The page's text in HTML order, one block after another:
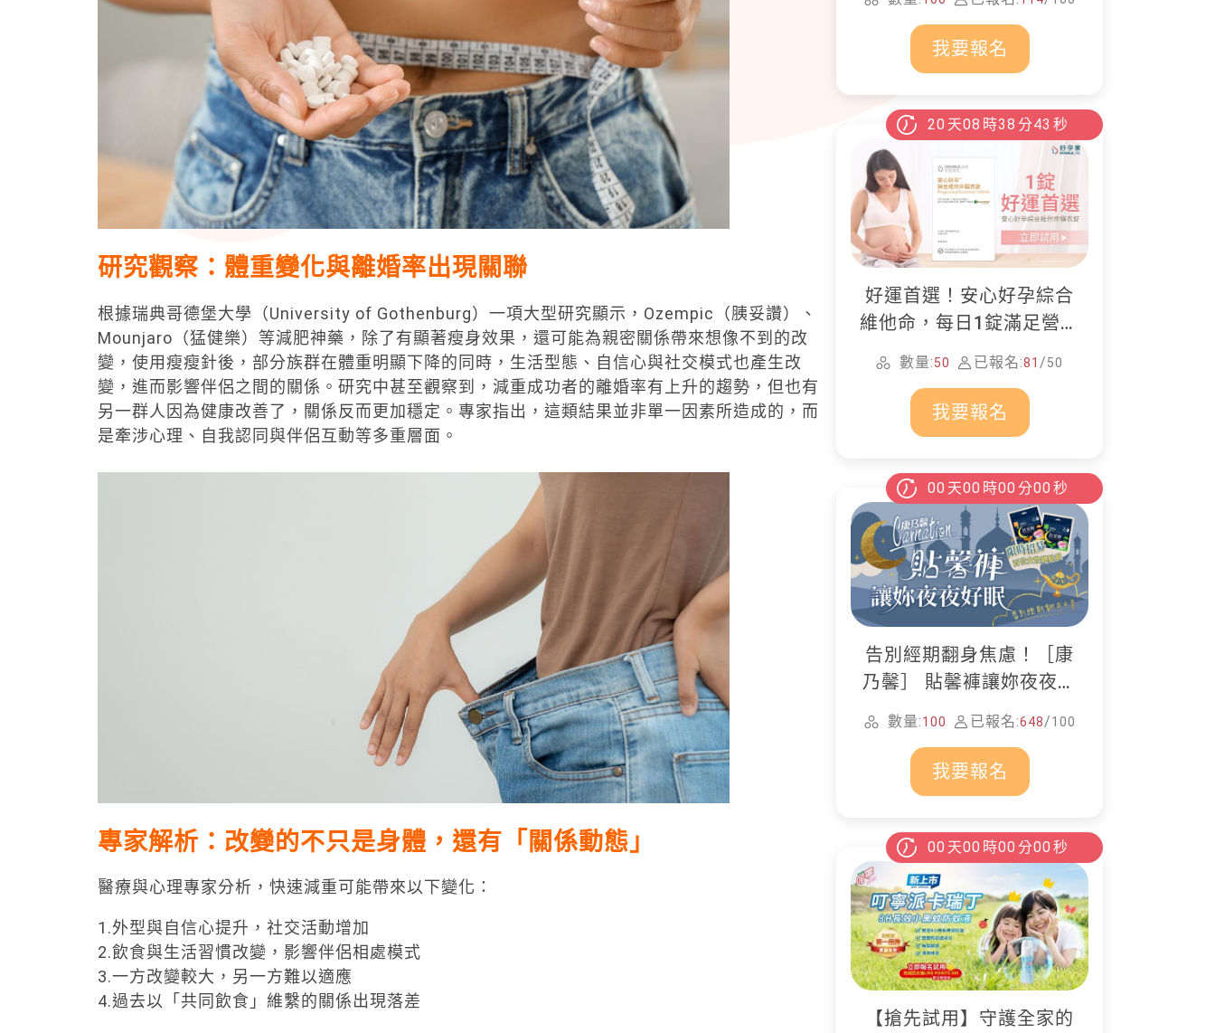
研究觀察：體重變化與離婚率出現關聯
根據瑞典哥德堡大學（University of Gothenburg）一項大型研究顯示，Ozempic（胰妥讚）、
Mounjaro（猛健樂）等減肥神藥，除了有顯著瘦身效果，還可能為親密關係帶來想像不到的改
變，使用瘦瘦針後，部分族群在體重明顯下降的同時，生活型態、自信心與社交模式也產生改
變，進而影響伴侶之間的關係。研究中甚至觀察到，減重成功者的離婚率有上升的趨勢，但也有
另一群人因為健康改善了，關係反而更加穩定。專家指出，這類結果並非單一因素所造成的，而
是牽涉心理、自我認同與伴侶互動等多重層面。
專家解析：改變的不只是身體，還有「關係動態」
醫療與心理專家分析，快速減重可能帶來以下變化：
1.外型與自信心提升，社交活動增加
2.飲食與生活習慣改變，影響伴侶相處模式
3.一方改變較大，另一方難以適應
4.過去以「共同飲食」維繫的關係出現落差
畫！
我要報名
20 天08 時38 分42 秒
好運首選！安心好孕綜合
維他命，每日1錠滿足營養
所需
數量:50 已報名:81 /50
我要報名
00 天00 時00 分00 秒
告別經期翻身焦慮！［康
乃馨］ 貼馨褲讓妳夜夜好
數量:100 已報名:648/100
我要報名
00 天00 時00 分00 秒
【搶先試用】守護全家的